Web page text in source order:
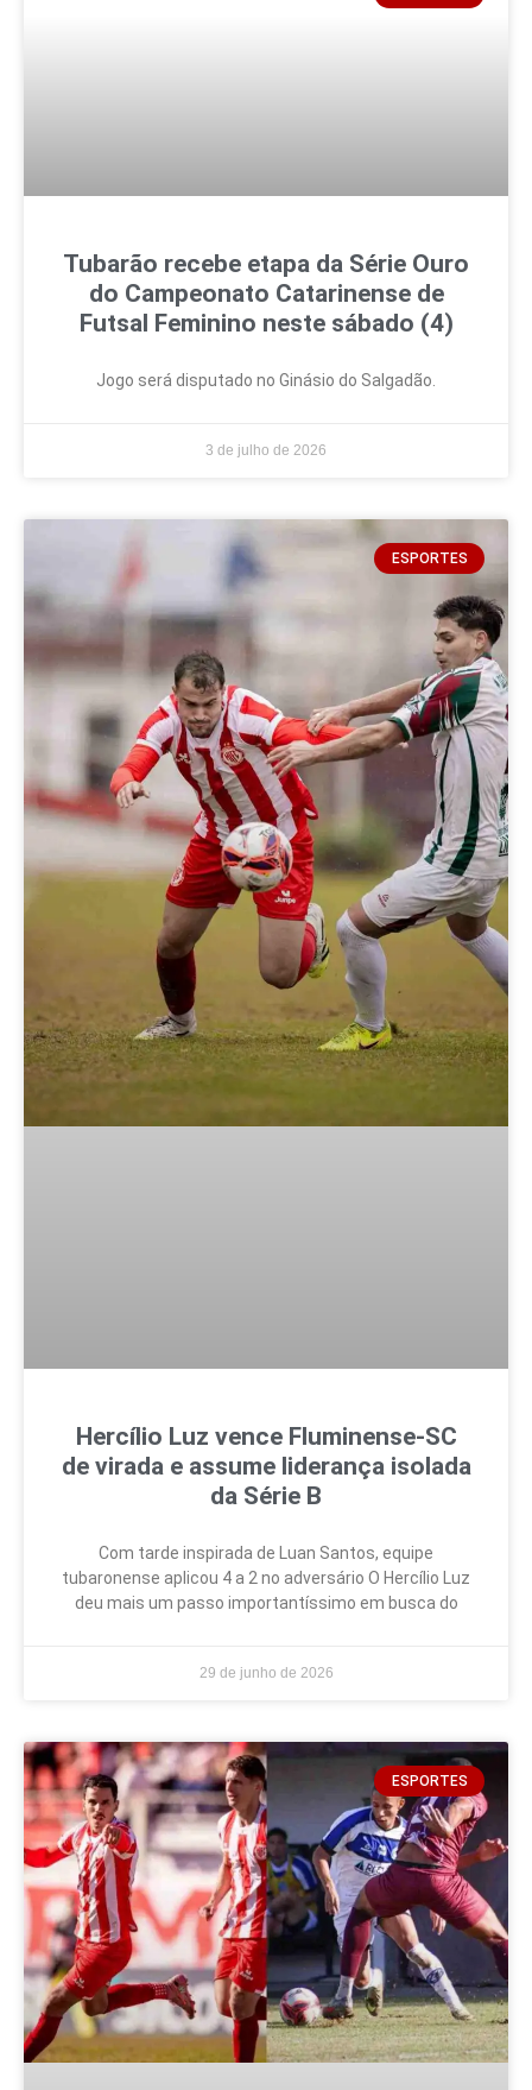
Tubarão recebe etapa da Série Ouro
do Campeonato Catarinense de
Futsal Feminino neste sábado (4)
Jogo será disputado no Ginásio do Salgadão.
3 de julho de 2026
ESPORTES
Hercílio Luz vence Fluminense-SC
de virada e assume liderança isolada
da Série B
Com tarde inspirada de Luan Santos, equipe
tubaronense aplicou 4 a 2 no adversário O Hercílio Luz
deu mais um passo importantíssimo em busca do
29 de junho de 2026
ESPORTES